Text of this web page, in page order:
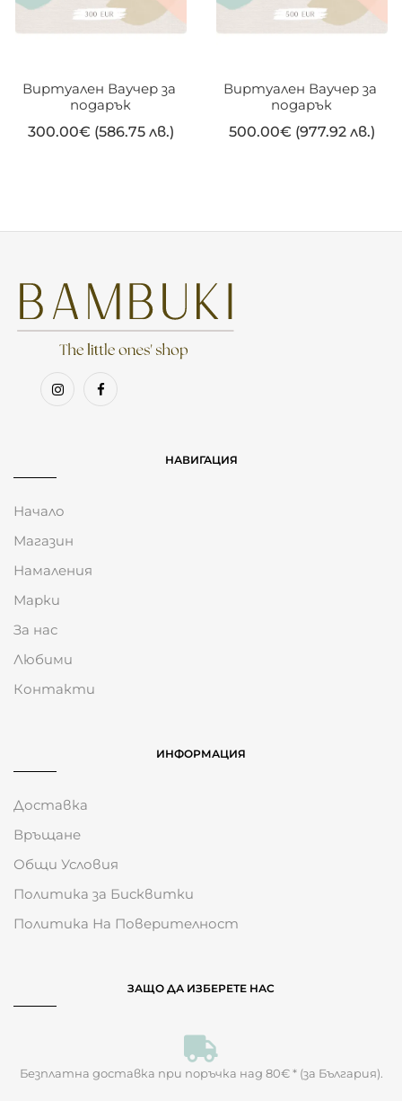
Виртуален Ваучер за
подарък
300.00€ (586.75 лв.)
Виртуален Ваучер за
подарък
500.00€ (977.92 лв.)
НАВИГАЦИЯ
Начало
Магазин
Намаления
Марки
За нас
Любими
Контакти
ИНФОРМАЦИЯ
Доставка
Връщане
Общи Условия
Политика за Бисквитки
Политика На Поверителност
ЗАЩО ДА ИЗБЕРЕТЕ НАС
Безплатна доставка при поръчка над 80€ * (за България).